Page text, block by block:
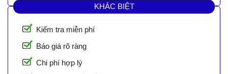
KHÁC BIỆT
Kiểm tra miễn phí
Báo giá rõ ràng
Chi phí hợp lý